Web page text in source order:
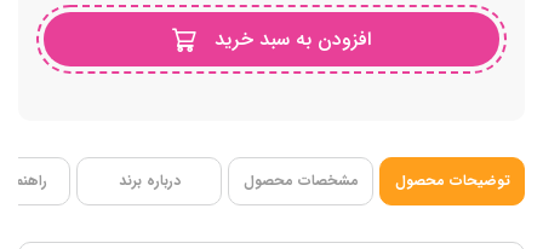
افزودن به سبد خرید
توضیحات محصول مشخصات محصول درباره برند